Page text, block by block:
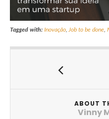
Tagged with: Inovação,Job to be done,
ABOUT
Vinny